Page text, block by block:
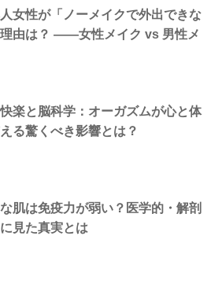
人女性が「ノーメイクで外出できな
由は？ —―女性メイク vs 男性メ
楽と脳科学：オーガズムが心と体
る驚くべき影響とは？
肌は免疫力が弱い？医学的・解剖
見た真実とは